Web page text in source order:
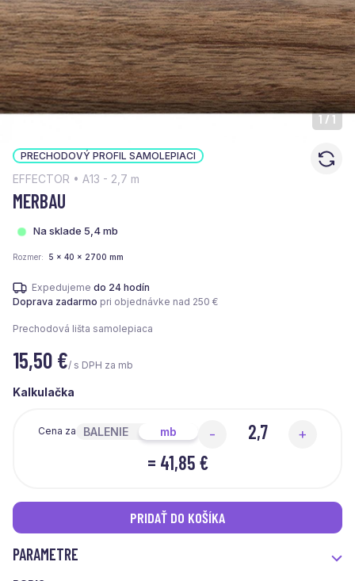
1/1
PRECHODOVÝ PROFIL SAMOLEPIACI
EFFECTOR • A13 - 2,7 m
MERBAU
Na sklade 5,4 mb
Rozmer 5 x 40 x 2700 mm
Expedujeme do 24 hodín
Doprava zadarmo pri objednávke nad 250 €
Prechodová lišta samolepiaca
15,50 €/ s DPH za mb
Kalkulačka
Cena za BALENIE mb - +
= 41,85 €
PRIDAŤ DO KOŠÍKA
PARAMETRE